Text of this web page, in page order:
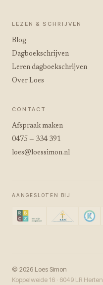
LEZEN & SCHRIJVEN
Blog
Dagboekschrijven
Leren dagboekschrijven
Over Loes
CONTACT
Afspraak maken
0475 — 334 391
loes@loessimon.nl
AANGESLOTEN BIJ
© 2026 Loes Simon
Koppelweide 16 · 6049 LR Herten